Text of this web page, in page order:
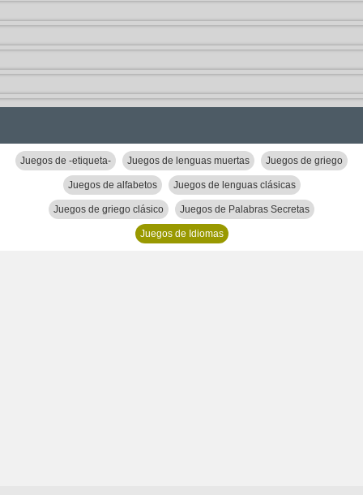
Juegos de -etiqueta- Juegos de lenguas muertas Juegos de griego
Juegos de alfabetos Juegos de lenguas clásicas
Juegos de griego clásico Juegos de Palabras Secretas
Juegos de Idiomas